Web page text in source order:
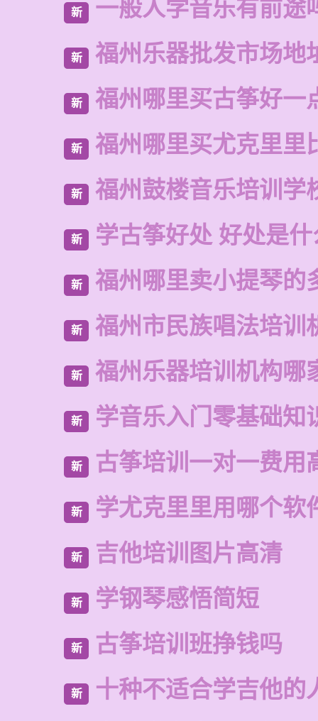
新 一般人学音乐有前途
新 福州乐器批发市场地
新 福州哪里买古筝好一
新 福州哪里买尤克里里
新 福州鼓楼音乐培训学
新 学古筝好处 好处是什
新 福州哪里卖小提琴的
新 福州市民族唱法培训
新 福州乐器培训机构哪
新 学音乐入门零基础知
新 古筝培训一对一费用
新 学尤克里里用哪个软
新 吉他培训图片高清
新 学钢琴感悟简短
新 古筝培训班挣钱吗
新 十种不适合学吉他的